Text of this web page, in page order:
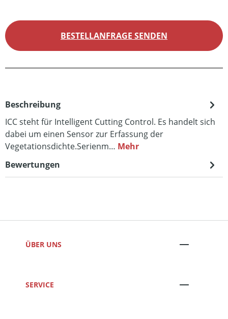
BESTELLANFRAGE SENDEN
Beschreibung
ICC steht für Intelligent Cutting Control. Es handelt sich
dabei um einen Sensor zur Erfassung der
Vegetationsdichte.Serienm… Mehr
Bewertungen
ÜBER UNS
SERVICE